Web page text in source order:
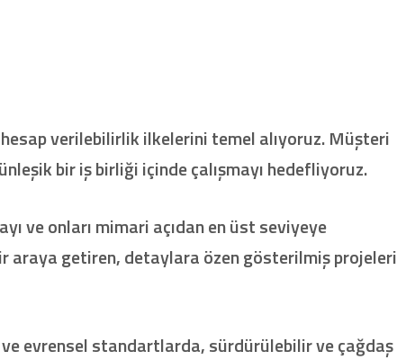
verilebilirlik ilkelerini temel alıyoruz. Müşteri
bir iş birliği içinde çalışmayı hedefliyoruz.
ve onları mimari açıdan en üst seviyeye
araya getiren, detaylara özen gösterilmiş projeleri
evrensel standartlarda, sürdürülebilir ve çağdaş